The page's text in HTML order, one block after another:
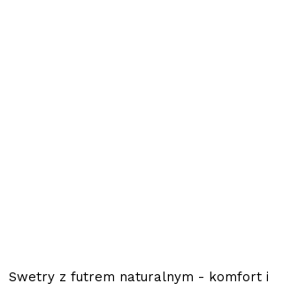
Swetry z futrem naturalnym - komfort i